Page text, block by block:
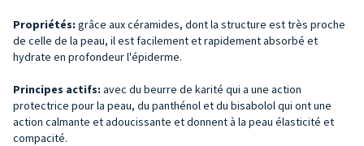
Propriétés: grâce aux céramides, dont la structure est très proche
de celle de la peau, il est facilement et rapidement absorbé et
hydrate en profondeur l'épiderme.
Principes actifs: avec du beurre de karité qui a une action
protectrice pour la peau, du panthénol et du bisabolol qui ont une
action calmante et adoucissante et donnent à la peau élasticité et
compacité.